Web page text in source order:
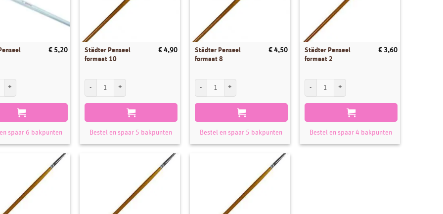
€5,20
spaar 6 bakpunten
Städter Penseel
formaat 10
€ 4,90
Bestel en spaar 5 bakpunten
Städter Penseel
formaat 8
€4,50
Bestel en spaar 5 bakpunten
Städter Penseel
formaat 2
€ 3,60
Bestel en spaar 4 bakpunten